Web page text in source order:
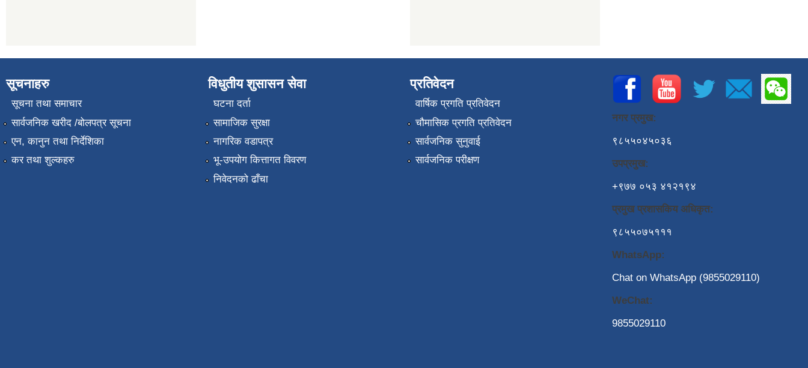
सूचनाहरु
सूचना तथा समाचार
सार्वजनिक खरीद /बोलपत्र सूचना
एन, कानुन तथा निर्देशिका
कर तथा शुल्कहरु
विधुतीय शुसासन सेवा
घटना दर्ता
सामाजिक सुरक्षा
नागरिक वडापत्र
भू-उपयोग कित्तागत विवरण
निवेदनको ढाँचा
प्रतिवेदन
वार्षिक प्रगति प्रतिवेदन
चौमासिक प्रगति प्रतिवेदन
सार्वजनिक सुनुवाई
सार्वजनिक परीक्षण
नगर प्रमुख:
९८५५०४५०३६
उपप्रमुख:
+९७७ ०५३ ४१२१९४
प्रमुख प्रशासकिय अधिकृत:
९८५५०७५१११
WhatsApp:
Chat on WhatsApp (9855029110)
WeChat:
9855029110